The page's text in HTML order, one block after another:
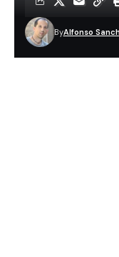
ByAlfonso